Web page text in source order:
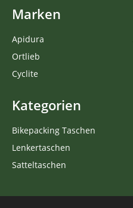
Marken
Apidura
Ortlieb
Cyclite
Kategorien
Bikepacking Taschen
Lenkertaschen
Satteltaschen